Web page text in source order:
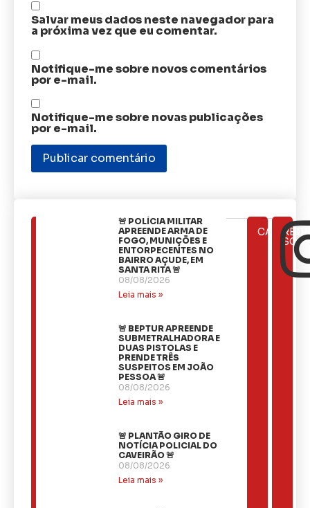
Salvar meus dados neste navegador para
a próxima vez que eu comentar.
Notifique-me sobre novos comentários
por e-mail.
Notifique-me sobre novas publicações
por e-mail.
🚨 POLÍCIA MILITAR
APREENDE ARMA DE
FOGO, MUNIÇÕES E
ENTORPECENTES NO
BAIRRO AÇUDE, EM
SANTA RITA 🚨
08/08/2026
Leia mais »
🚨 BEPTUR APREENDE
SUBMETRALHADORA E
DUAS PISTOLAS E
PRENDE TRÊS
SUSPEITOS EM JOÃO
PESSOA 🚨
08/08/2026
Leia mais »
🚨 PLANTÃO GIRO DE
NOTÍCIA POLICIAL DO
CAVEIRÃO 🚨
08/08/2026
Leia mais »